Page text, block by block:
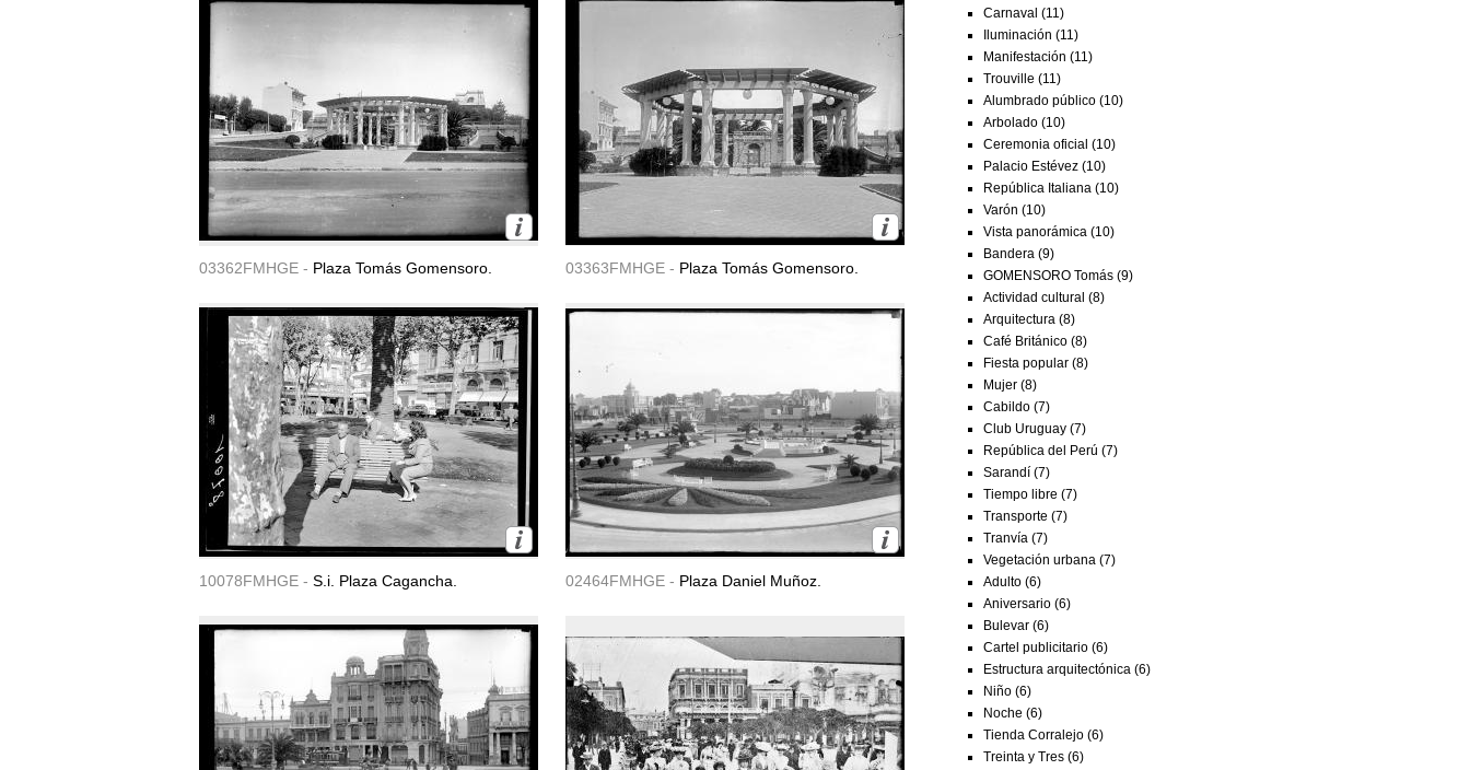
03362FMHGE - Plaza Tomás Gomensoro. 03363FMHGE - Plaza Tomás Gomensoro.
10078FMHGE - S.i. Plaza Cagancha. 02464FMHGE - Plaza Daniel Muñoz.
Carnaval (11)
Iluminación (11)
Manifestación (11)
Trouville (11)
Alumbrado público (10)
Arbolado (10)
Ceremonia oficial (10)
Palacio Estévez (10)
República Italiana (10)
Varón (10)
Vista panorámica (10)
Bandera (9)
GOMENSORO Tomás (9)
Actividad cultural (8)
Arquitectura (8)
Café Británico (8)
Fiesta popular (8)
Mujer (8)
Cabildo (7)
Club Uruguay (7)
República del Perú (7)
Sarandí (7)
Tiempo libre (7)
Transporte (7)
Tranvía (7)
Vegetación urbana (7)
Adulto (6)
Aniversario (6)
Bulevar (6)
Cartel publicitario (6)
Estructura arquitectónica (6)
Niño (6)
Noche (6)
Tienda Corralejo (6)
Treinta y Tres (6)